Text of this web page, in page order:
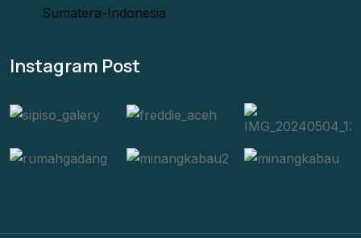
Sumatera-Indonesia
Instagram Post